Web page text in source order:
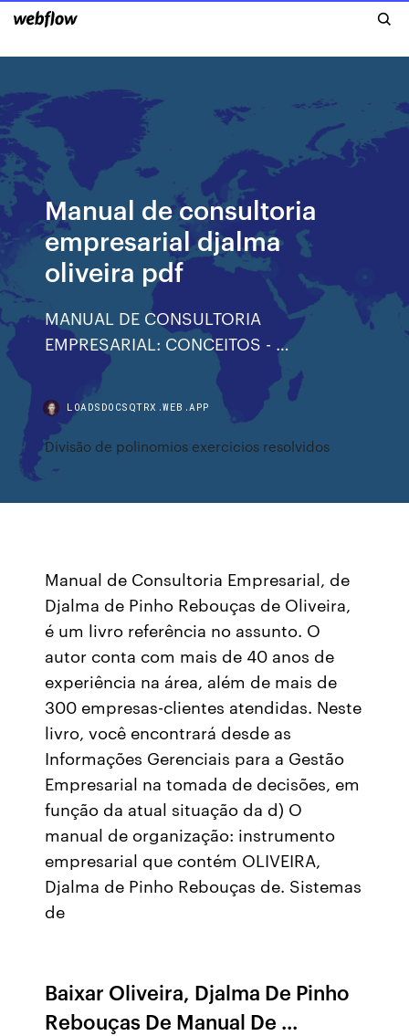
Manual de consultoria
empresarial djalma
oliveira pdf
MANUAL DE CONSULTORIA
EMPRESARIAL: CONCEITOS - …
LOADSDOCSQTRX.WEB.APP
Divisão de polinomios exercicios resolvidos
Manual de Consultoria Empresarial, de
Djalma de Pinho Rebouças de Oliveira,
é um livro referência no assunto. O
autor conta com mais de 40 anos de
experiência na área, além de mais de
300 empresas-clientes atendidas. Neste
livro, você encontrará desde as
Informações Gerenciais para a Gestão
Empresarial na tomada de decisões, em
função da atual situação da d) O
manual de organização: instrumento
empresarial que contém OLIVEIRA,
Djalma de Pinho Rebouças de. Sistemas
de
Baixar Oliveira, Djalma De Pinho
Rebouças De Manual De ...